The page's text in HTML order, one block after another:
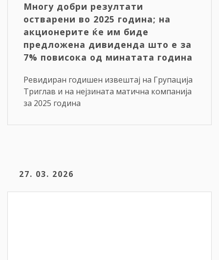
Многу добри резултати
остварени во 2025 година; на
акционерите ќе им биде
предложена дивиденда што е за
7% повисока од минатата година
Ревидиран годишен извештај на Групација
Триглав и на нејзината матична компанија
за 2025 година
27. 03. 2026